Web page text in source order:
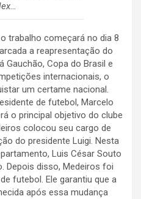
trabalho começará no dia 8
a reapresentação do
Gauchão, Copa do Brasil e
internacionais, o
um certame nacional.
de futebol, Marcelo
o principal objetivo do clube
colocou seu cargo de
do presidente Luigi. Nesta
Luis César Souto
Depois disso, Medeiros foi
futebol. Ele garantiu que a
após essa mudança